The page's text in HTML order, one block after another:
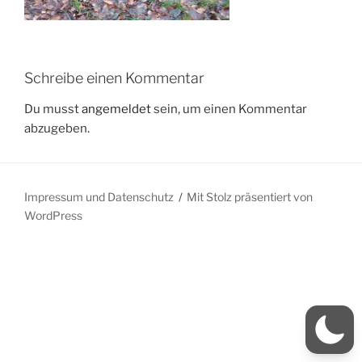
Schreibe einen Kommentar
Du musstangemeldetsein, um einen Kommentar
abzugeben.
Impressum und Datenschutz
Mit Stolz präsentiert von
WordPress